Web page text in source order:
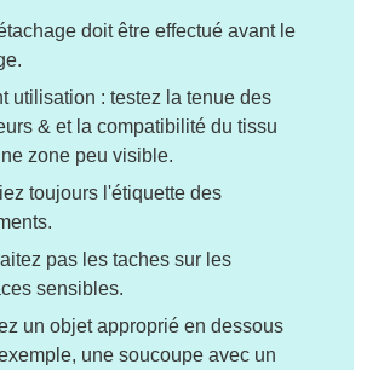
doit être effectué avant le
utilisation : testez la tenue des
& et la compatibilité du tissu
zone peu visible.
toujours l'étiquette des
pas les taches sur les
sensibles.
un objet approprié en dessous
une soucoupe avec un